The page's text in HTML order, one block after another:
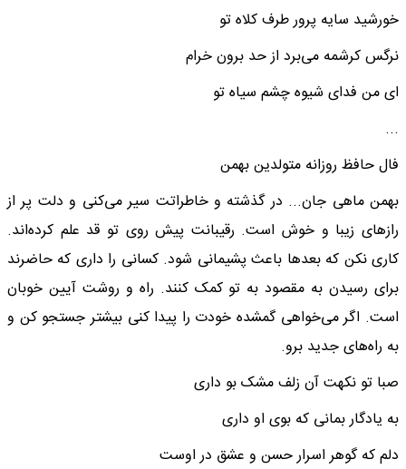
خورشید سایه پرور طرف کلاه تو
نرگس کرشمه می‌برد از حد برون خرام
ای من فدای شیوه چشم سیاه تو
...
فال حافظ روزانه متولدین بهمن
بهمن ماهی جان... در گذشته و خاطراتت سیر می‌کنی و دلت پر از
رازهای زیبا و خوش است. رقیبانت پیش روی تو قد علم کرده‌اند.
کاری نکن که بعدها باعث پشیمانی شود. کسانی را داری که حاضرند
برای رسیدن به مقصود به تو کمک کنند. راه و روشت آیین خوبان
است. اگر می‌خواهی گمشده خودت را پیدا کنی بیشتر جستجو کن و
به راه‌های جدید برو.
صبا تو نکهت آن زلف مشک بو داری
به یادگار بمانی که بوی او داری
دلم که گوهر اسرار حسن و عشق در اوست